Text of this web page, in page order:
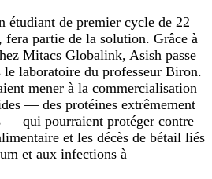
étudiant de premier cycle de 22
fera partie de la solution. Grâce à
Mitacs Globalink, Asish passe
le laboratoire du professeur Biron.
mener à la commercialisation
— des protéines extrêmement
— qui pourraient protéger contre
et les décès de bétail liés
et aux infections à